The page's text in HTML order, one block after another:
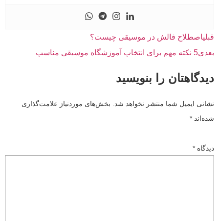
قبلیاصطلاح فالش در موسیقی چیست؟
بعدی5 نکته مهم برای انتخاب آموزشگاه موسیقی مناسب
دیدگاهتان را بنویسید
نشانی ایمیل شما منتشر نخواهد شد.
بخش‌های موردنیاز علامت‌گذاری
شده‌اند *
دیدگاه *